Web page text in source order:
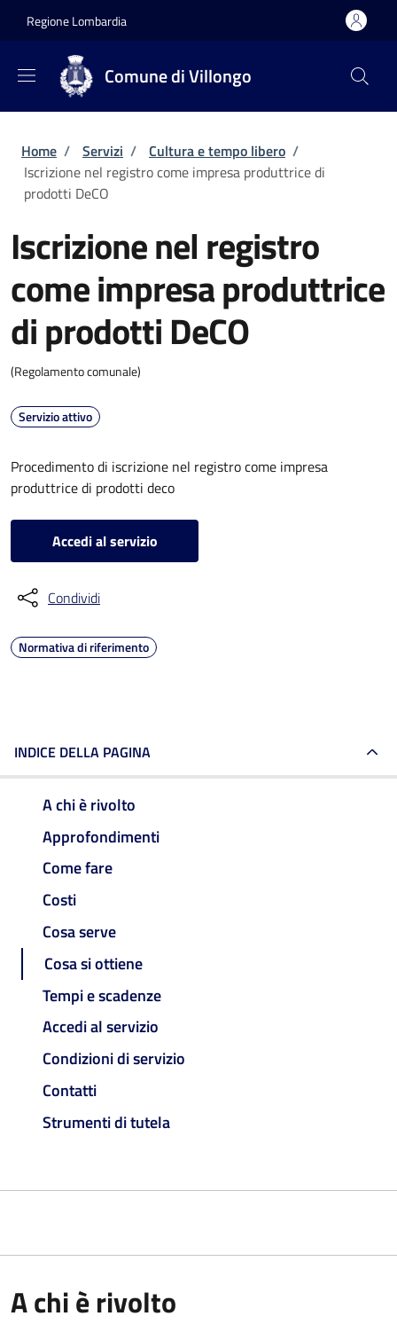
Regione Lombardia
Comune di Villongo
Briciole di pane
Home / Servizi / Cultura e tempo libero /
Iscrizione nel registro come impresa produttrice di
prodotti DeCO
Iscrizione nel registro
come impresa produttrice
di prodotti DeCO
(Regolamento comunale)
Servizio attivo
Procedimento di iscrizione nel registro come impresa
produttrice di prodotti deco
Accedi al servizio
Condividi
Normativa di riferimento
INDICE DELLA PAGINA
A chi è rivolto
Approfondimenti
Come fare
Costi
Cosa serve
Cosa si ottiene
Tempi e scadenze
Accedi al servizio
Condizioni di servizio
Contatti
Strumenti di tutela
A chi è rivolto